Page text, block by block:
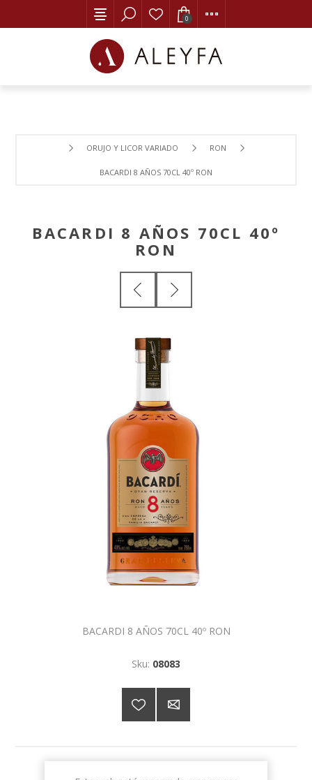
0
ORUJO Y LICOR VARIADO RON
BACARDI 8 AÑOS 70CL 40º RON
BACARDI 8 AÑOS 70CL 40º
RON
BACARDI 8 AÑOS 70CL 40º RON
Sku: 08083
26,20 € con IVA